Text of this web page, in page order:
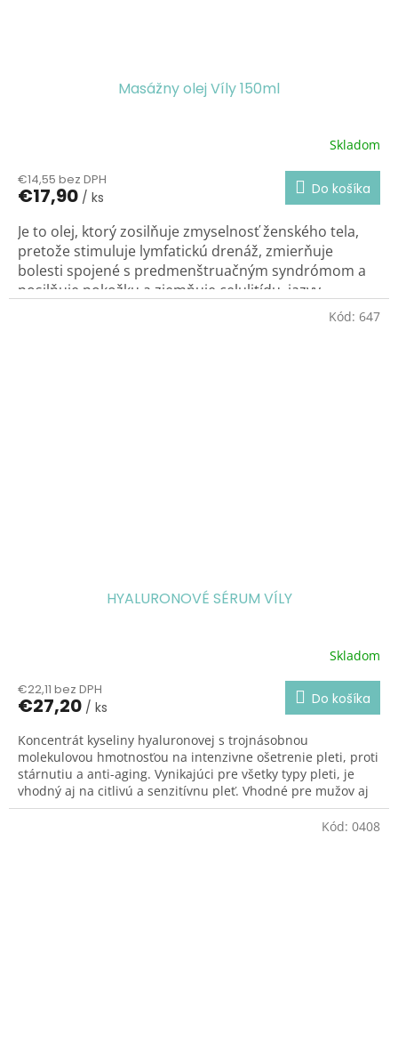
Masážny olej Víly 150ml
produktu
je
z
5
hviezdičiek.
Skladom
€14,55 bez DPH
€17,90 / ks Do košíka
Je to olej, ktorý zosilňuje zmyselnosť ženského tela,
pretože stimuluje lymfatickú drenáž, zmierňuje
bolesti spojené s predmenštruačným syndrómom a
posilňuje pokožku a zjemňuje celulitídu, jazvy,
narušenú a uvoľnenú kožu. Je vynikajúci po kúpeli a
HYALURONOVÉ SÉRUM VÍLY
Skladom
€22,11 bez DPH
€27,20 / ks Do košíka
Koncentrát kyseliny hyaluronovej s trojnásobnou
molekulovou hmotnosťou na intenzivne ošetrenie pleti, proti
stárnutiu a anti-aging. Vynikajúci pre všetky typy pleti, je
vhodný aj na citlivú a senzitívnu pleť. Vhodné pre mužov aj
ženy.
Kód: 647
Kód: 0408